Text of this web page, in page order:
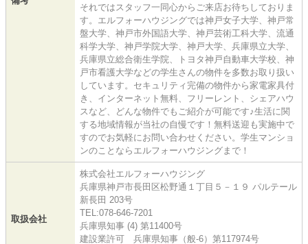
それではスタッフ一同心からご来店お待ちしておりま
す。エルフォーハウジングでは神戸女子大学、神戸常
盤大学、神戸市外国語大学、神戸芸術工科大学、流通
科学大学、神戸学院大学、神戸大学、兵庫県立大学、
兵庫県立総合衛生学院、トヨタ神戸自動車大学校、神
戸市看護大学などの学生さんの物件を多数お取り扱い
しています。セキュリティ完備の物件から家電家具付
き、インターネット無料、フリーレント、シェアハウ
スなど、どんな物件でもご紹介が可能です♪生活に関
する地域情報が当社の自慢です！無料送迎も実施中で
すのでお気軽にお問い合わせください。学生マンショ
ンのことならエルフォーハウジングまで！
取扱会社
株式会社エルフォーハウジング
兵庫県神戸市長田区松野通１丁目５－１９ パルテール
新長田 203号
TEL:078-646-7201
兵庫県知事 (4) 第11400号
建設業許可 兵庫県知事（般-6）第117974号